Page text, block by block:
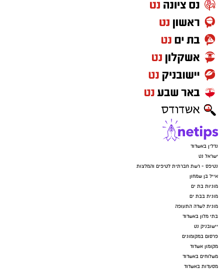
נדל"ן באשדוד
ישראל נט
נטיפס - רשת חברתית לטיפים והמלצות
אייל בן שמחון
מוניות בת ים
מונית בבת ים
מונית לשדה התעופה
בתי מלון באשדוד
יישובניק נט
פרסום במקומונים
מקומון אשדוד
משלוחים באשדוד
מסעדות באשדוד